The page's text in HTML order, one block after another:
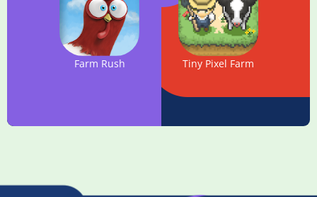
Farm Rush Tiny Pixel Farm